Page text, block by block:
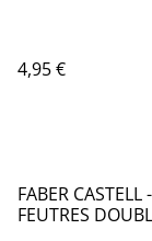
4,95 €
FABER CASTELL
FEUTRES